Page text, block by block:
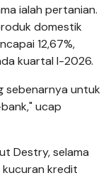
ialah pertanian.
domestik
12,67%,
kuartal I-2026.
sebenarnya untuk
ucap
Destry, selama
kredit